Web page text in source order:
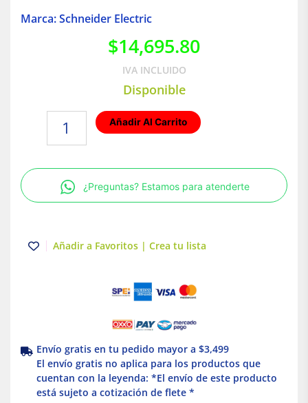
Marca: Schneider Electric
$14,695.80
IVA INCLUIDO
Disponible
termomagnético
Power
Pact
Schneider
Añadir Al Carrito
¿Preguntas? Estamos para atenderte
Añadir a Favoritos | Crea tu lista
Envío gratis en tu pedido mayor a $3,499
El envío gratis no aplica para los productos que
cuentan con la leyenda: *El envío de este producto
está sujeto a cotización de flete *